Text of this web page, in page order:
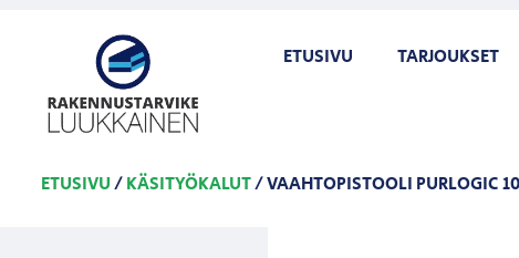
ETUSIVU TARJOUKSET
ETUSIVU/KÄSITYÖKALUT/ VAAHTOPISTOOLI PURLOGIC